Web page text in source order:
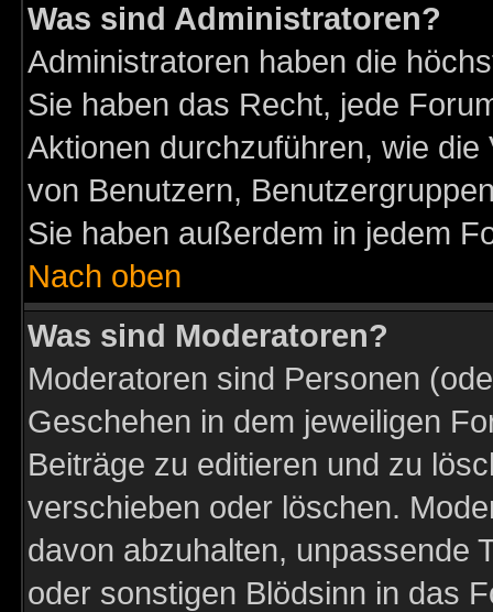
Was sind Administratoren?
Administratoren haben die
Sie haben das Recht, jede
Aktionen durchzuführen, wie
von Benutzern,
Sie haben außerdem in jedem
Nach oben
Was sind Moderatoren?
Moderatoren sind Personen
Geschehen in dem jeweiligen
Beiträge zu editieren und zu
verschieben oder löschen.
davon abzuhalten, unpassende
oder sonstigen Blödsinn in das